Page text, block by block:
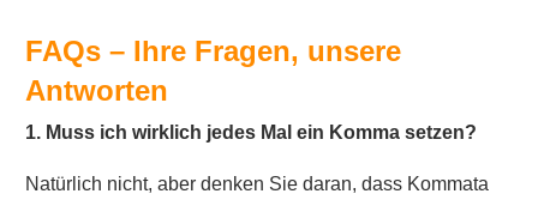
FAQs – Ihre Fragen, unsere
Antworten
1. Muss ich wirklich jedes Mal ein Komma setzen?
Natürlich nicht, aber denken Sie daran, dass Kommata